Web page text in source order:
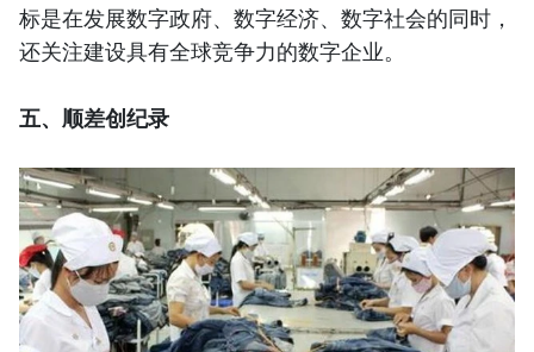
标是在发展数字政府、数字经济、数字社会的同时，
还关注建设具有全球竞争力的数字企业。
五、顺差创纪录